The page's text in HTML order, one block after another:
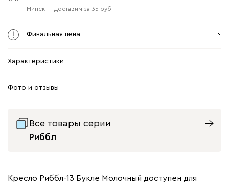
Минск — доставим за 35
Финальная цена
Характеристики
Фото и отзывы
Все товары серии
Риббл
Кресло Риббл-13 Букле Молочный доступен для